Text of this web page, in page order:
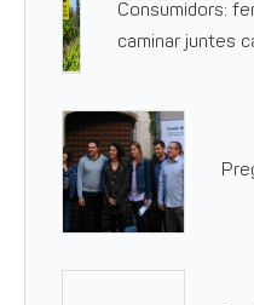
Consumidors:
caminar juntes